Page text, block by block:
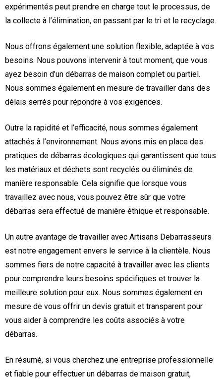
expérimentés peut prendre en charge tout le processus, de
la collecte à l’élimination, en passant par le tri et le recyclage.
Nous offrons également une solution flexible, adaptée à vos
besoins. Nous pouvons intervenir à tout moment, que vous
ayez besoin d’un débarras de maison complet ou partiel.
Nous sommes également en mesure de travailler dans des
délais serrés pour répondre à vos exigences.
Outre la rapidité et l’efficacité, nous sommes également
attachés à l’environnement. Nous avons mis en place des
pratiques de débarras écologiques qui garantissent que tous
les matériaux et déchets sont recyclés ou éliminés de
manière responsable. Cela signifie que lorsque vous
travaillez avec nous, vous pouvez être sûr que votre
débarras sera effectué de manière éthique et responsable.
Un autre avantage de travailler avec Artisans Debarrasseurs
est notre engagement envers le service à la clientèle. Nous
sommes fiers de notre capacité à travailler avec les clients
pour comprendre leurs besoins spécifiques et trouver la
meilleure solution pour eux. Nous sommes également en
mesure de vous offrir un devis gratuit et transparent pour
vous aider à comprendre les coûts associés à votre
débarras.
En résumé, si vous cherchez une entreprise professionnelle
et fiable pour effectuer un débarras de maison gratuit,